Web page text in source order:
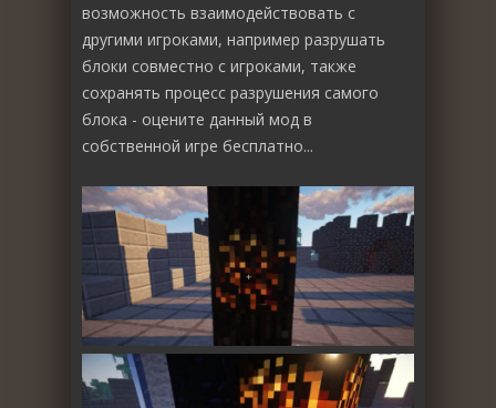
возможность взаимодействовать с
другими игроками, например разрушать
блоки совместно с игроками, также
сохранять процесс разрушения самого
блока - оцените данный мод в
собственной игре бесплатно...